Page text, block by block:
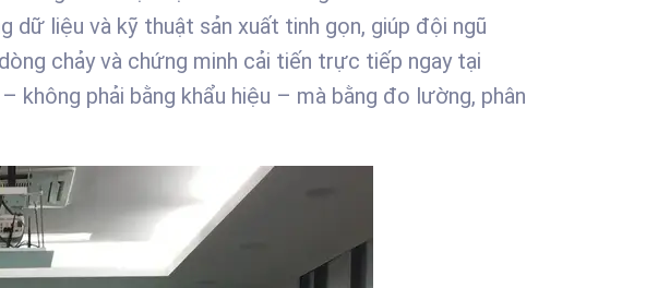
dữ liệu và kỹ thuật sản xuất tinh gọn, giúp đội ngũ
chảy và chứng minh cải tiến trực tiếp ngay tại
không phải bằng khẩu hiệu – mà bằng đo lường, phân